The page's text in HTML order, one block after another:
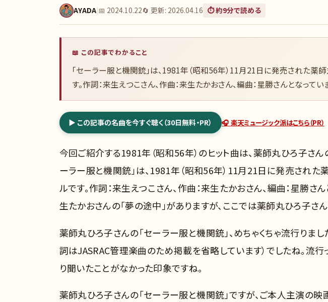
AYADA|📅 2024.10.22🔄 更新: 2026.04.16 ⏱️ 約9分で読める
📖 この記事でわかること
「セーラー服と機関銃」は、1981年（昭和56年）11月21日に発売された薬
す。作詞：来生えつこさん、作曲：来生たかおさん、編曲：星勝さんとなってい
▶ この記事の名曲を今すぐ聴く（30日無料・PR） 🎧 楽天ミュージック派はこちら（PR）
今回ご紹介する1981年（昭和56年）のヒット曲は、薬師丸ひろ子さん
ーラー服と機関銃」は、1981年（昭和56年）11月21日に発売された
ルです。作詞：来生えつこさん、作曲：来生たかおさん、編曲：星勝さ
生たかおさんの「夢の途中」がありますが、ここでは薬師丸ひろ子さ
薬師丸ひろ子さんの「セーラー服と機関銃」、めちゃくちゃ流行りまし
詞はJASRAC管理楽曲のため掲載を省略しています）でしたね。流行
り聞いたことがなかった印象ですね。
薬師丸ひろ子さんの「セーラー服と機関銃」ですが、ご本人主演の